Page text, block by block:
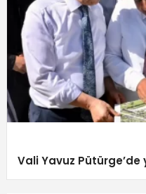
Vali Yavuz Pütürge’de